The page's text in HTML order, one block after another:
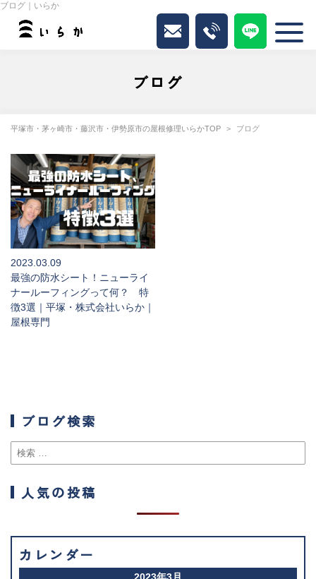
ブログ｜いらか
ブログ
平塚市・茅ヶ崎市・藤沢市・伊勢原市の屋根修理いらかTOP ブログ
2023.03.09
最強の防水シート！ニューライ
ナールーフィングって何？ 特
徴3選｜平塚・株式会社いらか｜
屋根専門
ブログ検索
人気の投稿
カレンダー